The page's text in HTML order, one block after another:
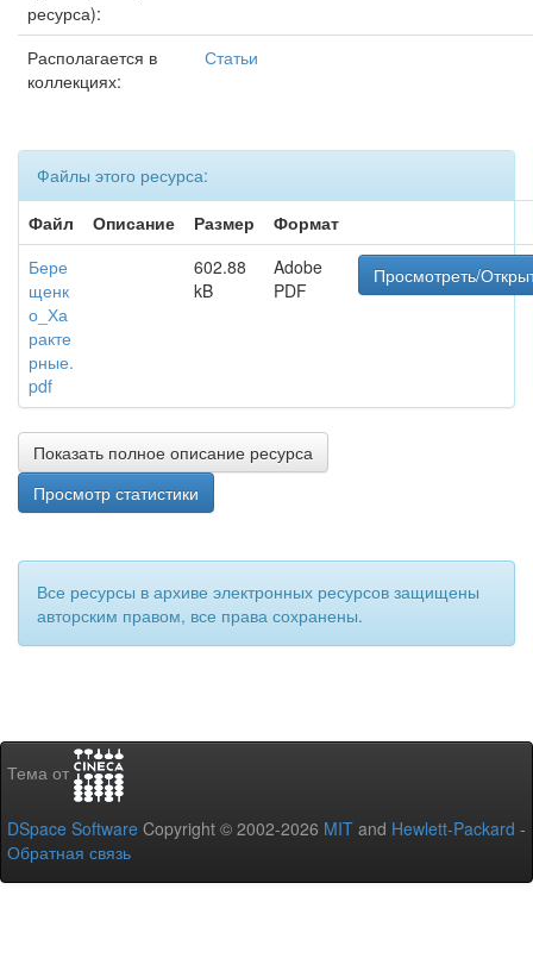
ресурса):
Располагается в
коллекциях:
Статьи
Файлы этого ресурса:
Файл
Описание Размер
Формат
Бере
щенк
о_Ха
ракте
рные.
pdf
602.88
kB
Adobe
PDF
Просмотреть/
Показать полное описание ресурса
Просмотр статистики
Все ресурсы в архиве электронных ресурсов защищены
авторским правом, все права сохранены.
Тема от
DSpace Software Copyright © 2002-2026 MIT and Hewlett-Packard -
Обратная связь